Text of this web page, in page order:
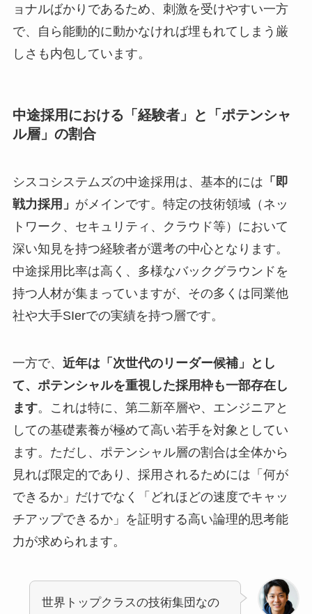
ョナルばかりであるため、刺激を受けやすい一方
で、自ら能動的に動かなければ埋もれてしまう厳
しさも内包しています。
中途採用における「経験者」と「ポテンシャ
ル層」の割合
シスコシステムズの中途採用は、基本的には 「即
戦力採用」 がメインです。特定の技術領域（ネッ
トワーク、セキュリティ、クラウド等）において
深い知見を持つ経験者が選考の中心となります。
中途採用比率は高く、多様なバックグラウンドを
持つ人材が集まっていますが、その多くは同業他
社や大手SIerでの実績を持つ層です。
一方で、 近年は「次世代のリーダー候補」とし
て、ポテンシャルを重視した採用枠も一部存在し
ます。これは特に、第二新卒層や、エンジニアと
しての基礎素養が極めて高い若手を対象としてい
ます。ただし、ポテンシャル層の割合は全体から
見れば限定的であり、採用されるためには「何が
できるか」だけでなく「どれほどの速度でキャッ
チアップできるか」を証明する高い論理的思考能
力が求められます。
世界トップクラスの技術集団なの